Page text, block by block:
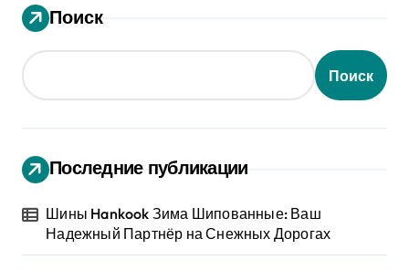
Поиск
Поиск
Последние публикации
Шины Hankook Зима Шипованные: Ваш
Надежный Партнёр на Снежных Дорогах